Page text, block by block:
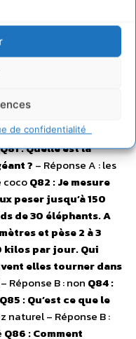
de confidentialité
connaissons – Réponse
connaissons
crocodile ?
8 mètres
ou des reptiles
B : des reptiles
phréatiques ?
Q81 : Quelle est la
? – Réponse A : les
cocoQ82 : Je mesure
peser jusqu’à 150
de 30 éléphants. A
et pèse 2 à 3
kilos par jour. Qui
elles tourner dans
Réponse B : non Q84 :
Q85 : Qu’est ce que le
naturel – Réponse B :
Q86 : Comment